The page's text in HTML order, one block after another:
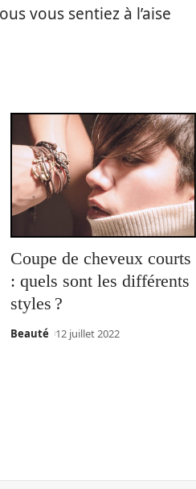
vous sentiez à l’aise
Coupe de cheveux courts
: quels sont les différents
styles ?
Beauté 12 juillet 2022